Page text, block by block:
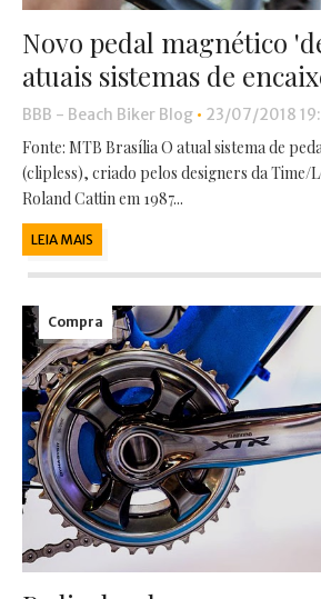
Novo pedal magnético
atuais sistemas de
BBB - Beach Biker Blog • 23/07/2018
Fonte: MTB Brasília O atual sistema de
(clipless), criado pelos designers da Time/
Roland Cattin em 1987...
LEIA MAIS
Compra